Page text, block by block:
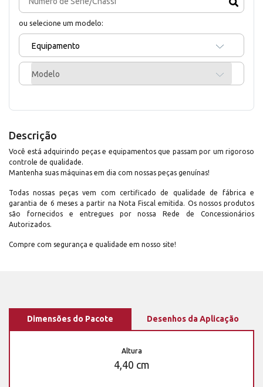
ou selecione um modelo:
Equipamento
Modelo
Descrição
Você está adquirindo peças e equipamentos que passam por um rigoroso
controle de qualidade.
Mantenha suas máquinas em dia com nossas peças genuínas!
Todas nossas peças vem com certificado de qualidade de fábrica e
garantia de 6 meses a partir na Nota Fiscal emitida. Os nossos produtos
são fornecidos e entregues por nossa Rede de Concessionários
Autorizados.
Compre com segurança e qualidade em nosso site!
Dimensões do Pacote Desenhos da Aplicação
Altura
4,40 cm